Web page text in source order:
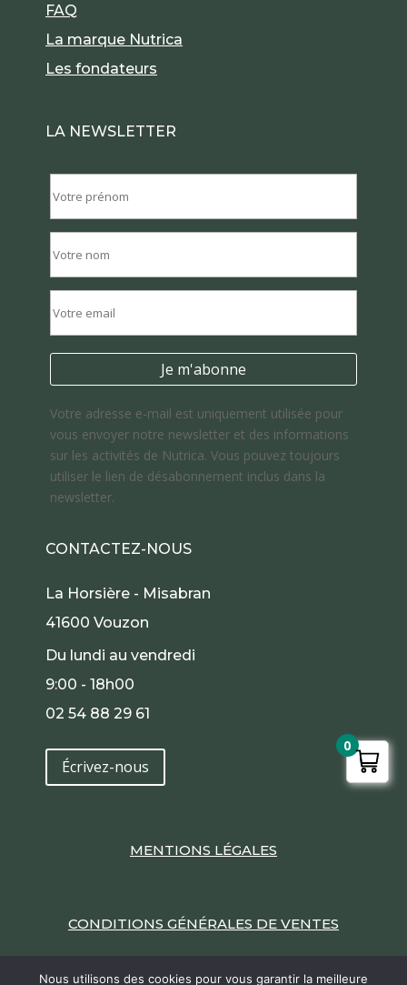
FAQ
La marque Nutrica
Les fondateurs
LA NEWSLETTER
Votre adresse e-mail est uniquement utilisée pour
vous envoyer notre newsletter et des informations
sur les activités de Nutrica. Vous pouvez toujours
utiliser le lien de désabonnement inclus dans la
newsletter.
CONTACTEZ-NOUS
La Horsière - Misabran
41600 Vouzon
Du lundi au vendredi
9:00 - 18h00
02 54 88 29 61
Écrivez-nous
MENTIONS LÉGALES
CONDITIONS GÉNÉRALES DE VENTES
0
Nous utilisons des cookies pour vous garantir la meilleure